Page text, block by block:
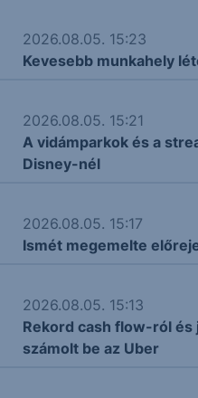
2026.08.05. 15:23
Kevesebb munkahely
2026.08.05. 15:21
A vidámparkok és a
Disney-nél
2026.08.05. 15:17
Ismét megemelte
2026.08.05. 15:13
Rekord cash flow-ról
számolt be az Uber